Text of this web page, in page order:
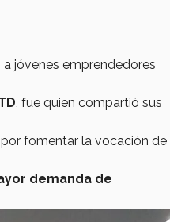
a jóvenes emprendedores
, fue quien compartió sus
fomentar la vocación de
demanda de